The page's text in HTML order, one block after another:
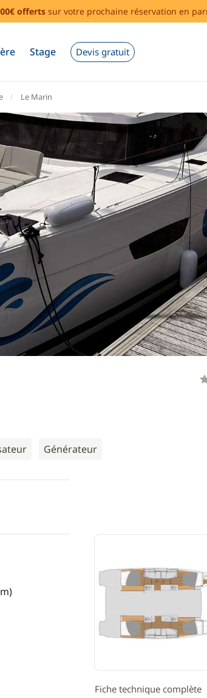
offerts sur votre prochaine réservation en
Stage Devis gratuit
Le Marin
Générateur
Fiche technique complète